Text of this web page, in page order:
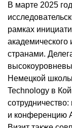
В марте 2025
рамках
странами.
Немецкой
Technology в
и конференцию